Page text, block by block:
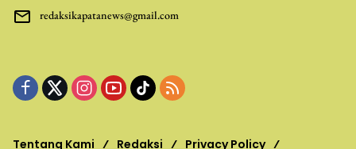
redaksikapatanews@gmail.com
Tentang Kami Redaksi Privacy Policy